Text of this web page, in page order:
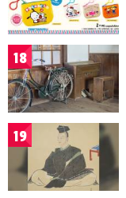
18
19